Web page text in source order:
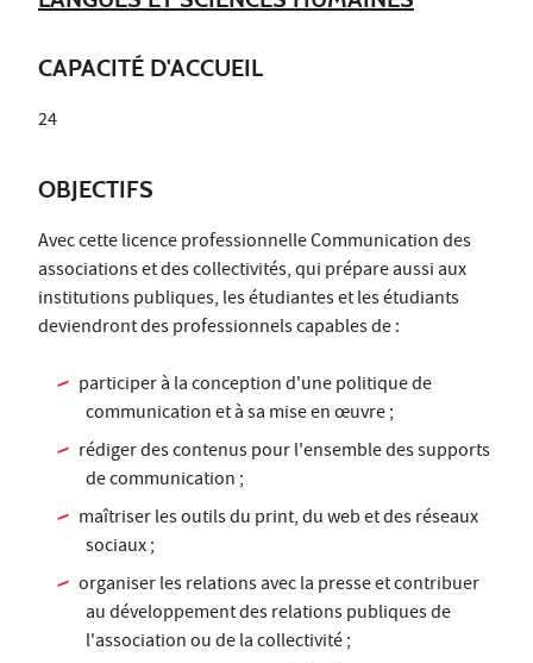
CAPACITÉ D'ACCUEIL
24
OBJECTIFS
Avec cette licence professionnelle Communication des
associations et des collectivités, qui prépare aussi aux
institutions publiques, les étudiantes et les étudiants
deviendront des professionnels capables de :
participer à la conception d'une politique de
communication et à sa mise en œuvre ;
rédiger des contenus pour l'ensemble des supports
de communication ;
maîtriser les outils du print, du web et des réseaux
sociaux ;
organiser les relations avec la presse et contribuer
au développement des relations publiques de
l'association ou de la collectivité ;